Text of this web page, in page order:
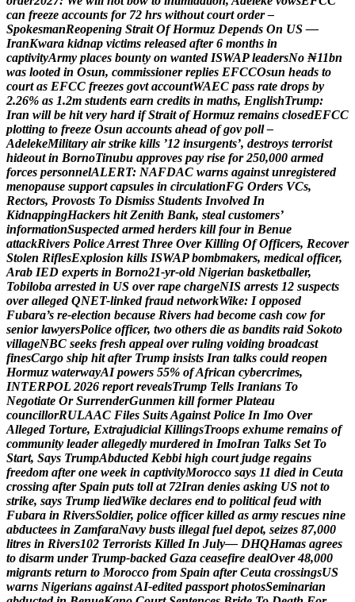
can freeze accounts for 72 hrs without court order –
SpokesmanReopening Strait Of Hormuz Depends On US —
IranKwara kidnap victims released after 6 months in
captivityArmy places bounty on wanted ISWAP leadersNo ₦11bn
was looted in Osun, commissioner replies EFCCOsun heads to
court as EFCC freezes govt accountWAEC pass rate drops by
2.26% as 1.2m students earn credits in maths, EnglishTrump:
Iran will be hit very hard if Strait of Hormuz remains closedEFCC
plotting to freeze Osun accounts ahead of gov poll –
AdelekeMilitary air strike kills ’12 insurgents’, destroys terrorist
hideout in BornoTinubu approves pay rise for 250,000 armed
forces personnelALERT: NAFDAC warns against unregistered
menopause support capsules in circulationFG Orders VCs,
Rectors, Provosts To Dismiss Students Involved In
KidnappingHackers hit Zenith Bank, steal customers’
informationSuspected armed herders kill four in Benue
attackRivers PoliceArrest Three Over Killing Of Officers, Recover
Stolen RiflesExplosion kills ISWAP bombmakers, medical officer,
Arab IED experts in Borno21-yr-old Nigerian basketballer,
Tobiloba arrested in US over rape chargeNIS arrests 12 suspects
over alleged QNET-linked fraud networkWike: I opposed
Fubara’s re-election because Rivers had become cash cow for
senior lawyersPolice officer, two others die as bandits raid Sokoto
villageNBC seeks fresh appeal over ruling voiding broadcast
finesCargo ship hit after Trump insists Iran talks could reopen
Hormuz waterwayAI powers 55% ofAfrican cybercrimes,
INTERPOL 2026 report revealsTrump Tells Iranians To
Negotiate Or SurrenderGunmen kill former Plateau
councillorRULAAC Files SuitsAgainst Police In Imo Over
Alleged Torture, Extrajudicial KillingsTroops exhume remains of
community leader allegedly murdered in ImoIran Talks Set To
Start, Says TrumpAbducted Kebbi high court judge regains
freedom after one week in captivityMorocco says 11 died in Ceuta
crossing after Spain puts toll at 72Iran denies asking US not to
strike, says Trump liedWike declares end to political feud with
Fubara in RiversSoldier, police officer killed as army rescues nine
abductees in ZamfaraNavy busts illegal fuel depot, seizes 87,000
litres in Rivers102 Terrorists Killed In July— DHQHamas agrees
to disarm under Trump-backed Gaza ceasefire dealOver 48,000
migrants return to Morocco from Spain after Ceuta crossingsUS
warns Nigerians againstAI-edited passport photosSeminarian